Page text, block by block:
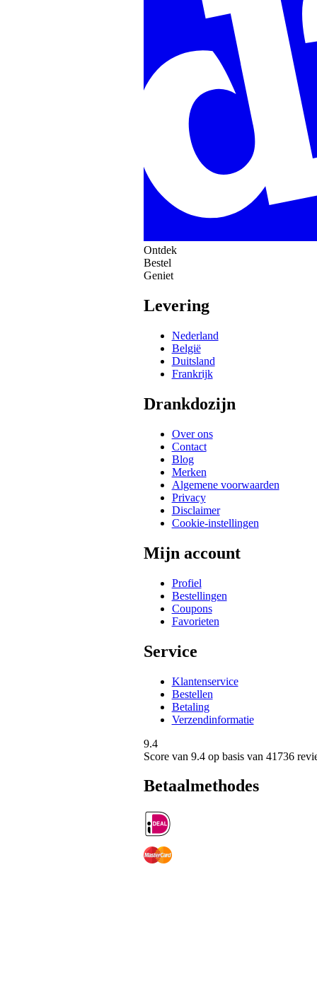
Ontdek
Bestel
Geniet
Levering
Nederland
België
Duitsland
Frankrijk
Drankdozijn
Over ons
Contact
Blog
Merken
Algemene voorwaarden
Privacy
Disclaimer
Cookie-instellingen
Mijn account
Profiel
Bestellingen
Coupons
Favorieten
Service
Klantenservice
Bestellen
Betaling
Verzendinformatie
9.4
Score van 9.4op basis van 41736
Betaalmethodes